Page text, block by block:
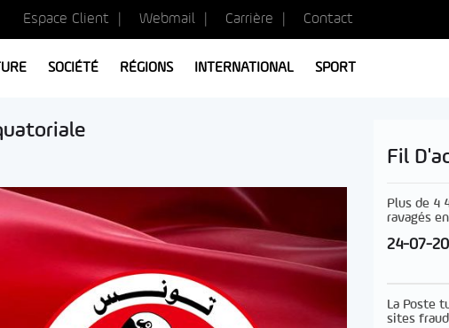
Espace Client Webmail Carrière Contact
SOCIÉTÉ RÉGIONS INTERNATIONAL SPORT
Fil
Plus de 4
ravagés
24-07-
La Poste
sites